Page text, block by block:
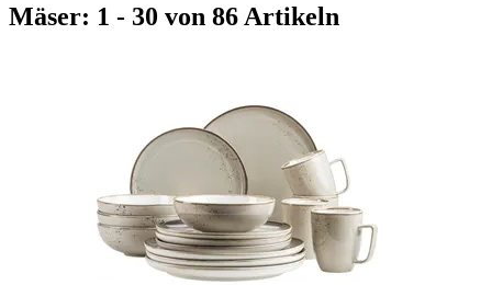
Mäser: 1 - 30 von 86 Artikeln